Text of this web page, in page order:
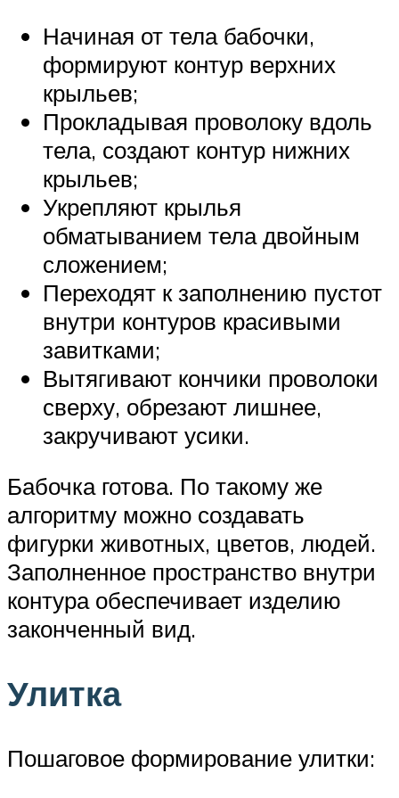
Начиная от тела бабочки,
формируют контур верхних
крыльев;
Прокладывая проволоку вдоль
тела, создают контур нижних
крыльев;
Укрепляют крылья
обматыванием тела двойным
сложением;
Переходят к заполнению пустот
внутри контуров красивыми
завитками;
Вытягивают кончики проволоки
сверху, обрезают лишнее,
закручивают усики.
Бабочка готова. По такому же
алгоритму можно создавать
фигурки животных, цветов, людей.
Заполненное пространство внутри
контура обеспечивает изделию
законченный вид.
Улитка
Пошаговое формирование улитки: